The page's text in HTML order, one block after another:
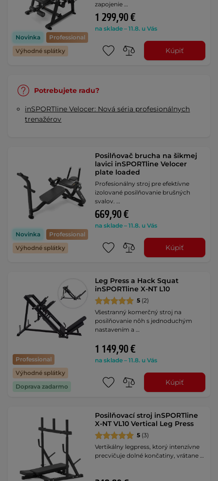
Novinka
Professional
Výhodné splátky
zapojenie …
1 299,90 €
na sklade – 11.8. u Vás
Kúpiť
Potrebujete radu?
inSPORTline Velocer: Nová séria profesionálnych
trenažérov
Novinka
Professional
Výhodné splátky
Posilňovač brucha na šikmej
lavici inSPORTline Velocer
plate loaded
Profesionálny stroj pre efektívne
izolované posilňovanie brušných
svalov. …
669,90 €
na sklade – 11.8. u Vás
Kúpiť
Professional
Výhodné splátky
Doprava zadarmo
Leg Press a Hack Squat
inSPORTline X-NT L10
5 (2)
Všestranný komerčný stroj na
posilňovanie nôh s jednoduchým
nastavením a …
1 149,90 €
na sklade – 11.8. u Vás
Kúpiť
Posilňovací stroj inSPORTline
X-NT VL10 Vertical Leg Press
5 (3)
Vertikálny legpress, ktorý intenzívne
precvičuje dolné končatiny, vrátane …